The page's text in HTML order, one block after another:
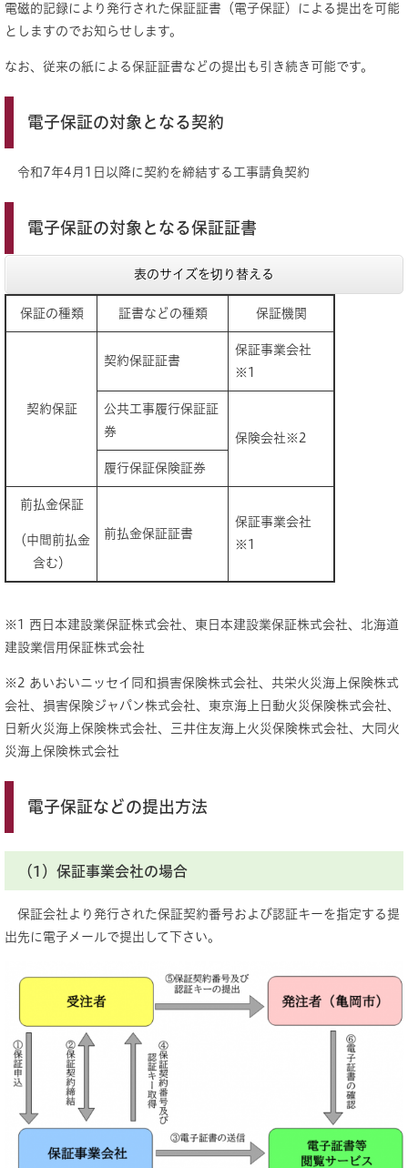
電磁的記録により発行された保証証書（電子保証）による提出を可能
としますのでお知らせします。
なお、従来の紙による保証証書などの提出も引き続き可能です。
電子保証の対象となる契約
令和7年4月1日以降に契約を締結する工事請負契約
​電子保証の対象となる保証証書
表のサイズを切り替える
保証の種類 証書などの種類 保証機関
契約保証
契約保証証書
保証事業会社
※1
公共工事履行保証証
券
保険会社※2
履行保証保険証券
前払金保証
（中間前払金
含む）
前払金保証証書
保証事業会社
※1
※1 西日本建設業保証株式会社、東日本建設業保証株式会社、北海道
建設業信用保証株式会社
※2 あいおいニッセイ同和損害保険株式会社、共栄火災海上保険株式
会社、損害保険ジャパン株式会社、東京海上日動火災保険株式会社、
日新火災海上保険株式会社、三井住友海上火災保険株式会社、大同火
災海上保険株式会社
電子保証などの提出方法
（1）保証事業会社の場合
保証会社より発行された保証契約番号および認証キーを指定する提
出先に電子メールで提出して下さい。